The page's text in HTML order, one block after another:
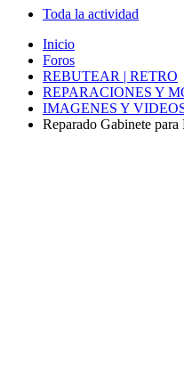
Toda la actividad
Inicio
Foros
REBUTEAR | RETRO
REPARACIONES Y
IMAGENES Y
Reparado Gabinete